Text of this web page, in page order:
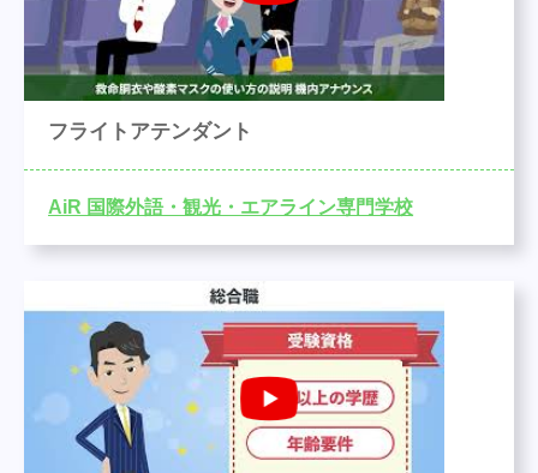
フライトアテンダント
AiR 国際外語・観光・エアライン専門学校